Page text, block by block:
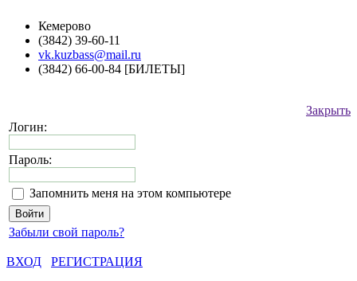
Кемерово
(3842) 39-60-11
vk.kuzbass@mail.ru
(3842) 66-00-84 [БИЛЕТЫ]
Закрыть
Логин:
Пароль:
Запомнить меня на этом компьютере
Забыли свой пароль?
ВХОД
РЕГИСТРАЦИЯ